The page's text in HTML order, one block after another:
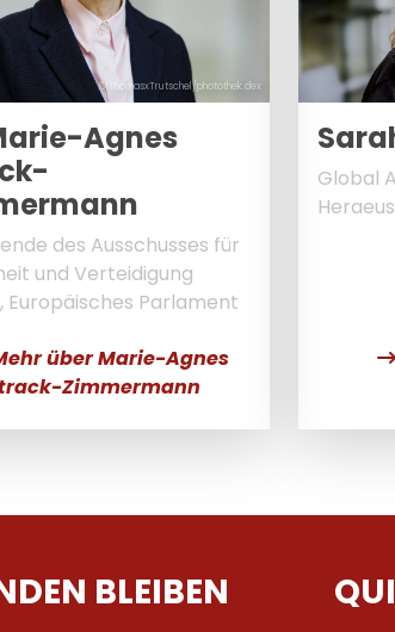
© ThomasxTrutschel/photothek.dex
Agnes
des Ausschusses für
und Verteidigung
Europäisches Parlament
über Marie-Agnes
Zimmermann
Global
BLEIBEN